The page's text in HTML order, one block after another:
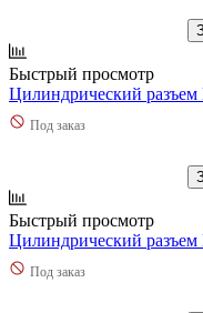
Быстрый просмотр
Цилиндрический разъем
Под заказ
Быстрый просмотр
Цилиндрический разъем
Под заказ